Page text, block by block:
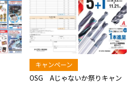
キャンペーン
OSG Aじゃないか祭りキャン